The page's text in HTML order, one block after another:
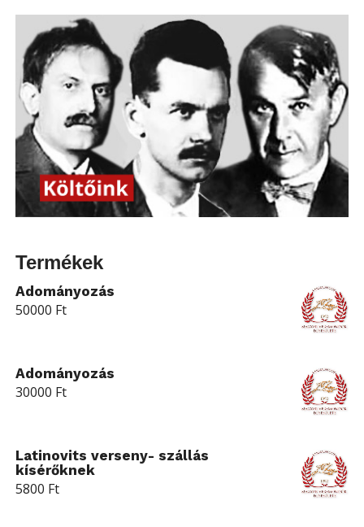
Termékek
Adományozás
50000 Ft
Adományozás
30000 Ft
Latinovits verseny- szállás
kísérőknek
5800 Ft